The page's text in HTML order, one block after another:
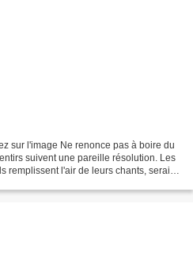
sur l'image Ne renonce pas à boire du
suivent une pareille résolution. Les
remplissent l'air de leurs chants, serait-il